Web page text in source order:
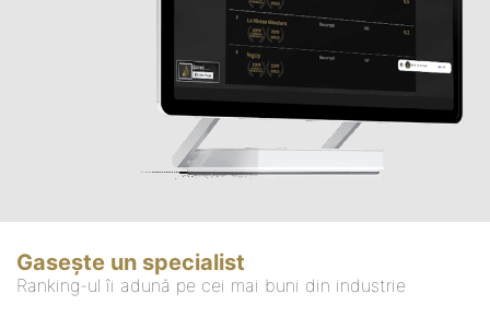
Gasește un specialist
Ranking-ul îi adună pe cei mai buni din industrie